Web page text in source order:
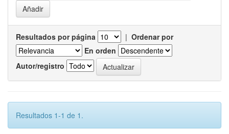
Resultados por página | Ordenar por
En orden
Autor/registro
Resultados 1-1 de 1.